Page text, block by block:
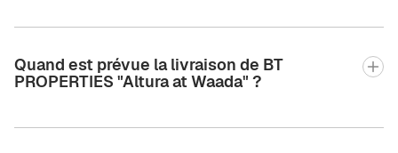
Quand est prévue la livraison de BT
PROPERTIES "Altura at Waada" ?